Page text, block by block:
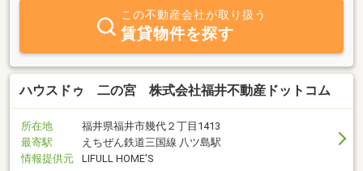
木々に囲まれた森林浴を楽しめる自然たっぷりの場所など、リゾー
トやスローライフに適した物件から、利便性のよい人気の住宅用地
まで、常時１００物件以上を御用意して、皆様のお越しを心よりお
待ち申し上げております。 お求め安い中古住宅をはじめ、賃貸用
アパート・マンション、貸店舗や貸家なども充実しています。あな
たの大切な資産を、有効に活用するためのお手伝いもさせて頂きま
この不動産会社が取り扱う
賃貸物件を探す
ハウスドゥ 二の宮 株式会社福井不動産ドットコム
所在地
福井県福井市幾代２丁目1413
最寄駅
えちぜん鉄道三国線 八ツ島駅
情報提供元
LIFULL HOME'S